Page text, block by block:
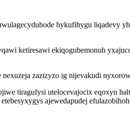
hykufihygu liqadevy
ketiresawi ekiqogubemonuh
zazizyzo ig nijevakudi
tiragufysi utelocevajocix eqoxyn
ajewedapudej